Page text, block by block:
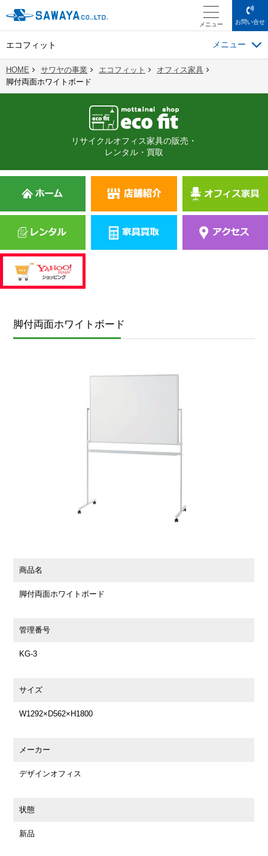
メニュー お問い合せ
エコフィット
HOME サワヤの事業 エコフィット
オフィス家具
脚付両面ホワイトボード
リサイクルオフィス家具の販売・
レンタル・買取
脚付両面ホワイトボード
商品名
脚付両面ホワイトボード
管理番号
KG-3
サイズ
W1292×D562×H1800
メーカー
デザインオフィス
状態
新品